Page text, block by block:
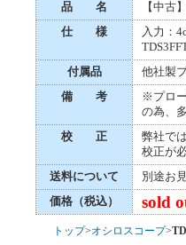
品 名
【中古
仕 様
入力：
付属品
他社製
備 考
※プロ
の為、
校 正
弊社で
校正が
送料について
別途お
価格（税込）
sold
トップ>オシロスコープ>